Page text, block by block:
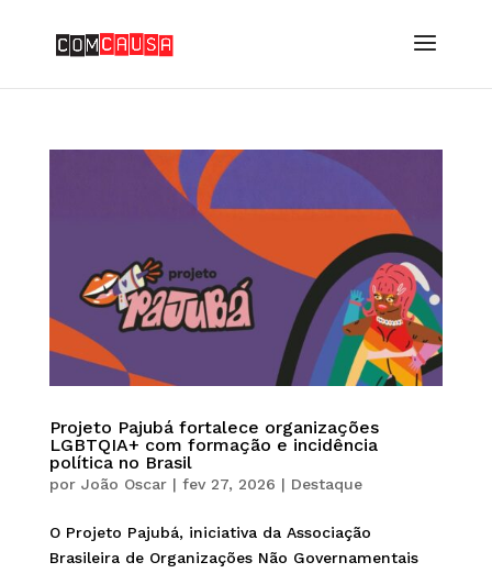
Projeto Pajubá fortalece organizações
LGBTQIA+ com formação e incidência
política no Brasil
por João Oscar| fev 27, 2026 | Destaque
O Projeto Pajubá, iniciativa da Associação
Brasileira de Organizações Não Governamentais